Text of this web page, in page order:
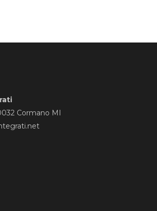
Cormano MI